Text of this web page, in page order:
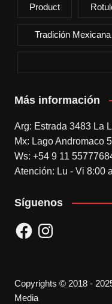
Product
Tradición Mexicana
Más información
Arg: Estrada 3483 La
Mx: Lago Andromaco
Ws: +54 9 11
Atención: Lu - Vi 8:00
Síguenos
FacebookInstagram
Copyrights © 2018 -
Media